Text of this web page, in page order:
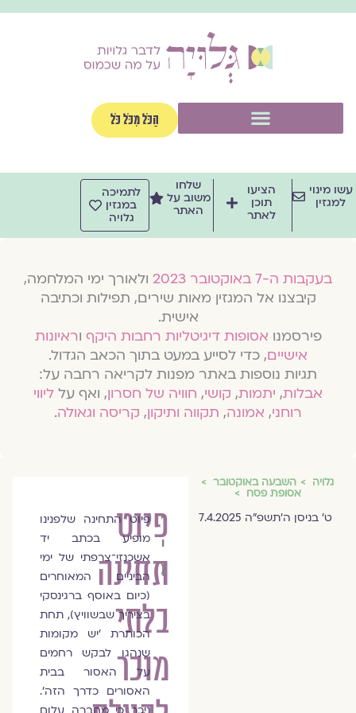
הַכֹּל מִכֹּל כֹּל
מינוי
למגזין
הציעו
תוכן
לאתר
שלחו
משוב על
האתר
לתמיכה
במגזין
גלויה
בעקבות ה-7 באוקטובר 2023
ולאורך ימי המלחמה,
קיבצנו אל המגזין מאות שירים, תפילות וכתיבה
אישית.
פירסמנואסופות דיגיטליות רחבות היקףוראיונות
אישיים, כדי לסייע במעט בתוך הכאב הגדול.
תגיות נוספות באתר מפנות לקריאה רחבה על:
אבלות,יתמות,קושי,חוויה של חסרון, ואף עלליווי
רוחני,אמונה,תקווה ותיקון,קריסה וגאולה.
גלויה השבעה באוקטובר
אסופת פסח
ט׳ בניסן ה׳תשפ״ה 7.4.2025
פיוט
תחינה
בלתי
מוכר
ד״ר
יהושע
גרנט
פיוט התחינה שלפנינו
מופיע בכתב יד
אשכנזי־צרפתי של ימי
הביניים המאוחרים
(כיום באוסף ברגינסקי
בציריך שבשוויץ), תחת
הכותרת 'יש מקומות
שנהגו לבקש רחמים
על האסור בבית
האסורים כדרך הזה'.